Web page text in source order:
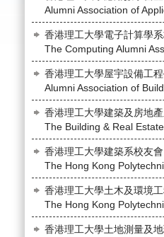
Alumni Association of
香港理工大學電子計算學
The Computing Alumni
香港理工大學屋宇設備工
Alumni Association of
香港理工大學建築及房地
The Building & Real
香港理工大學建築系校友
The Hong Kong
香港理工大學土木及環境
The Hong Kong
香港理工大學土地測量及